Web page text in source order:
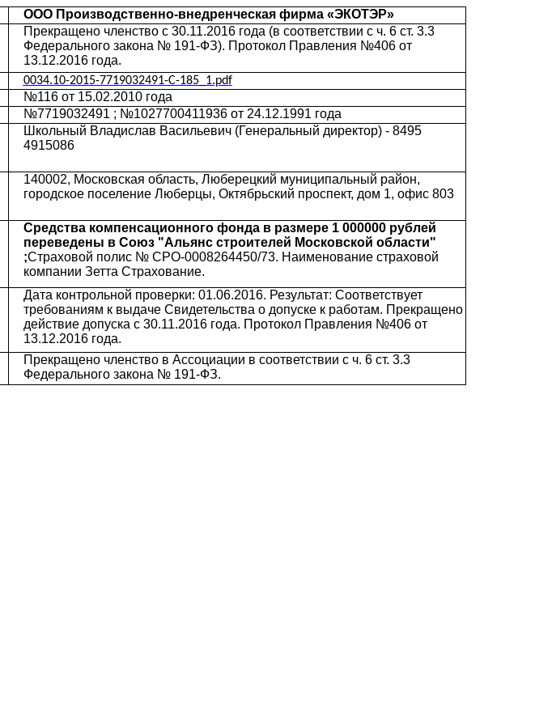
ООО Производственно-внедренческая фирма «ЭКОТЭР»
Прекращено членство с 30.11.2016 года (в соответствии с ч. 6 ст. 3.3
Федерального закона № 191-ФЗ). Протокол Правления №406 от
13.12.2016 года.
0034.10-2015-7719032491-C-185_1.pdf
№116 от 15.02.2010 года
№7719032491 ; №1027700411936 от 24.12.1991 года
Школьный Владислав Васильевич (Генеральный директор) - 8495
4915086
140002, Московская область, Люберецкий муниципальный район,
городское поселение Люберцы, Октябрьский проспект, дом 1, офис 803
Средства компенсационного фонда в размере 1 000000 рублей
переведены в Союз "Альянс строителей Московской области"
;Страховой полис № СРО-0008264450/73. Наименование страховой
компании Зетта Страхование.
Дата контрольной проверки: 01.06.2016. Результат: Соответствует
требованиям к выдаче Свидетельства о допуске к работам. Прекращено
действие допуска с 30.11.2016 года. Протокол Правления №406 от
13.12.2016 года.
Прекращено членство в Ассоциации в соответствии с ч. 6 ст. 3.3
Федерального закона № 191-ФЗ.